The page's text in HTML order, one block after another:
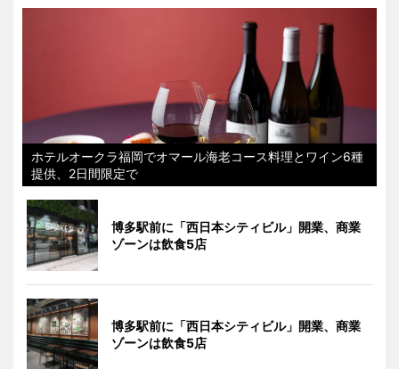
ホテルオークラ福岡でオマール海老コース料理とワイン6種
提供、2日間限定で
博多駅前に「西日本シティビル」開業、商業
ゾーンは飲食5店
博多駅前に「西日本シティビル」開業、商業
ゾーンは飲食5店